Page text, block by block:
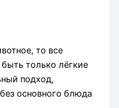
то все
только лёгкие
подход,
основного блюда